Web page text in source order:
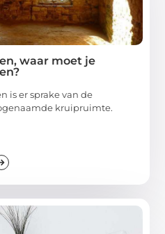
waar moet je
is er sprake van de
kruipruimte.